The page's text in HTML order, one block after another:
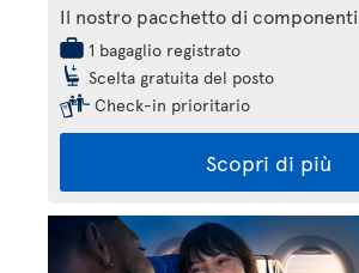
Il nostro pacchetto di componenti
1 bagaglio registrato
Scelta gratuita del posto
Check-in prioritario
Scopri di più